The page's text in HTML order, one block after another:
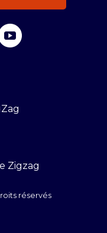
Zigzag
réservés